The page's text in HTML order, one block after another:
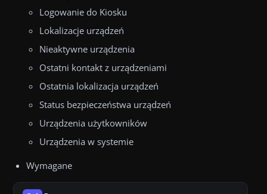
Logowanie do Kiosku
Lokalizacje urządzeń
Nieaktywne urządzenia
Ostatni kontakt z urządzeniami
Ostatnia lokalizacja urządzeń
Status bezpieczeństwa urządzeń
Urządzenia użytkowników
Urządzenia w systemie
Wymagane